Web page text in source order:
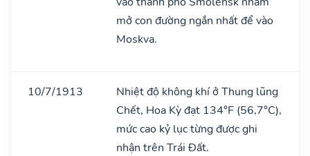
mở con đường ngắn nhất để vào
Moskva.
10/7/1913
Nhiệt độ không khí ở Thung lũng
Chết, Hoa Kỳ đạt 134°F (56,7°C),
mức cao kỷ lục từng được ghi
nhận trên Trái Đất.